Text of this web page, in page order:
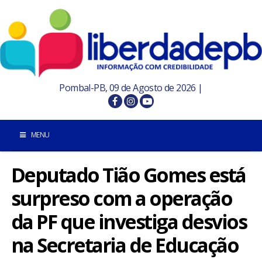
Pombal-PB, 09 de Agosto de 2026 |
MENU
INÍCIO
POMBAL E REGIÃO
Deputado Tião Gomes está
surpreso com a operação
da PF que investiga desvios
na Secretaria de Educação